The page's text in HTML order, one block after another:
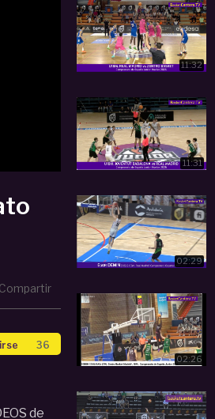
Compartir
36
de
11:32
11:31
02:29
02:26